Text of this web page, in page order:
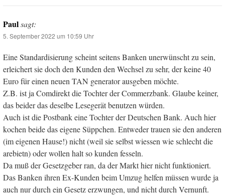
Paulsagt:
5. September 2022 um 10:59 Uhr
Eine Standardisierung scheint seitens Banken unerwünscht zu sein,
erleichert sie doch den Kunden den Wechsel zu sehr, der keine 40
Euro für einen neuen TAN generator ausgeben möchte.
Z.B. ist ja Comdirekt die Tochter der Commerzbank. Glaube keiner,
das beider das deselbe Lesegerät benutzen würden.
Auch ist die Postbank eine Tochter der Deutschen Bank. Auch hier
kochen beide das eigene Süppchen. Entweder trauen sie den anderen
(im eigenen Hause!) nicht (weil sie selbst wiessen wie schlecht die
arebietn) oder wollen halt so kunden fesseln.
Da muß der Gesetzgeber ran, da der Markt hier nicht funktioniert.
Das Banken ihren Ex-Kunden beim Umzug helfen müssen wurde ja
auch nur durch ein Gesetz erzwungen, und nicht durch Vernunft.